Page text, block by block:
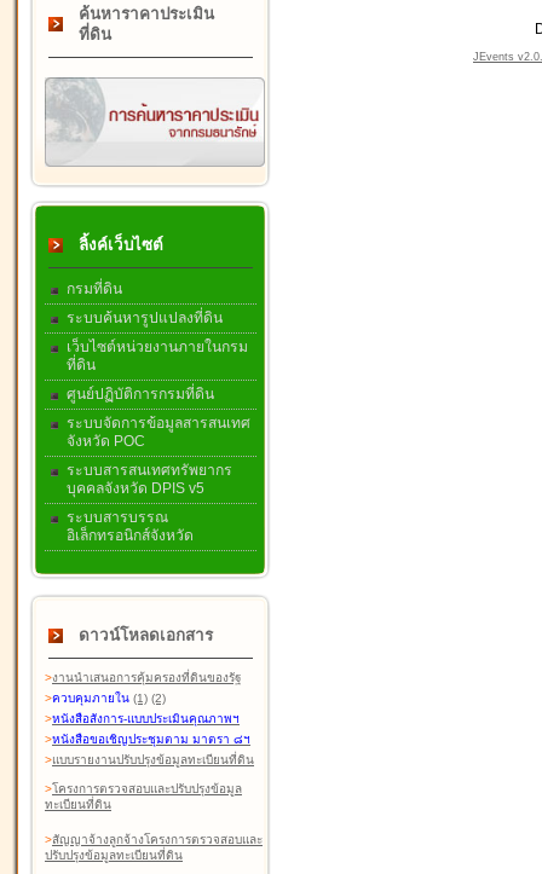
ค้นหาราคาประเมิน
ที่ดิน
ลิ้งค์เว็บไซต์
กรมที่ดิน
ระบบค้นหารูปแปลงที่ดิน
เว็บไซต์หน่วยงานภายในกรม
ที่ดิน
ศูนย์ปฏิบัติการกรมที่ดิน
ระบบจัดการข้อมูลสารสนเทศ
จังหวัด POC
ระบบสารสนเทศทรัพยากร
บุคคลจังหวัด DPIS v5
ระบบสารบรรณ
อิเล็กทรอนิกส์จังหวัด
ดาวน์โหลดเอกสาร
>งานนำเสนอการคุ้มครองที่ดินของรัฐ
>ควบคุมภายใน (1) (2)
>หนังสือสังการ-แบบประเมินคุณภาพฯ
>หนังสือขอเชิญประชุมตาม มาตรา ๘ฯ
>แบบรายงานปรับปรุงข้อมูลทะเบียนที่ดิน
>โครงการตรวจสอบและปรับปรุงข้อมูล
ทะเบียนที่ดิน
>สัญญาจ้างลูกจ้างโครงการตรวจสอบและ
ปรับปรุงข้อมูลทะเบียนที่ดิน
JEvents